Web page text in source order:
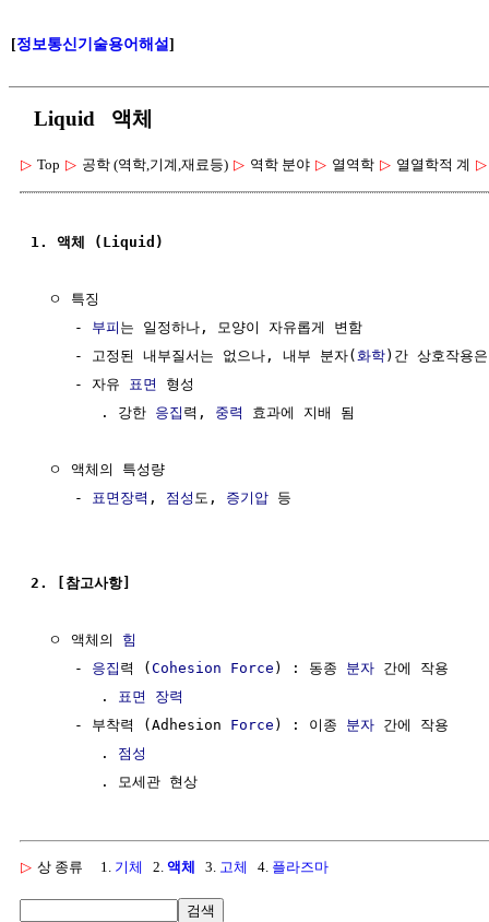
[정보통신기술용어해설]
Liquid 액체
▷ Top ▷ 공학 (역학,기계,재료등) ▷ 역학 분야 ▷ 열역학 ▷ 열열학적 계 ▷
1. 액체 (Liquid)
  ㅇ 특징
     -
부피 는 일정하나, 모양이 자유롭게 변함
     - 고정된 내부질서는 없으나, 내부 분자(
화학)간 상호작용
     - 자유
표면
형성
        . 강한
응집 력, 중력 효과에 지배 됨
  ㅇ 액체의 특성량
     -
표면장력 , 점성 도, 증기압 등
2. [참고사항]
  ㅇ 액체의
힘
     -
응집 력 (Cohesion Force ) : 동종 분자 간에 작용
        .
표면 장력
     - 부착력 (Adhesion
Force ) : 이종 분자 간에 작용
        .
점성
▷ 상 종류 1. 기체 2. 액체 3. 고체 4. 플라즈마
검색